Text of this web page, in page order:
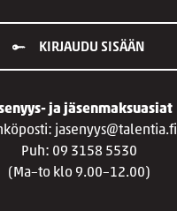
KIRJAUDU SISÄÄN
ja jäsenmaksuasiat
jasenyys@talentia.fi
Puh: 09 3158 5530
(Ma–to klo 9.00–12.00)